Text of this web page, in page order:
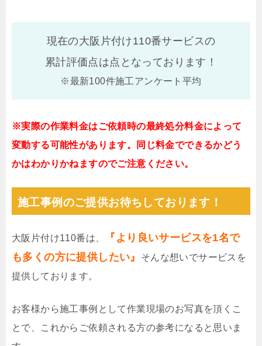
現在の大阪片付け110番サービスの
累計評価点は点となっております！
※最新100件施工アンケート平均
※実際の作業料金はご依頼時の最終処分料金によって
変動する可能性があります。同じ料金でできるかどう
かはわかりかねますのでご注意ください。
施工事例のご提供お待ちしております！
大阪片付け110番は、
『より良いサービスを1名で
も多くの方に提供したい』
そんな想いでサービスを
提供しております。
お客様から施工事例として作業現場のお写真を頂くこ
とで、これからご依頼される方の参考になると思いま